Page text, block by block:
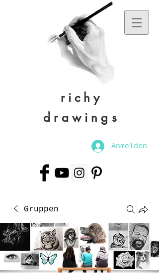
richy
drawings
Anmelden
Gruppen